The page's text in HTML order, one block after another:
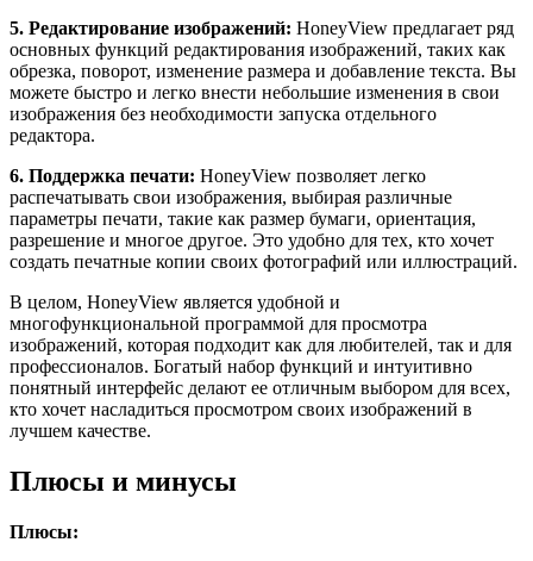
5. Редактирование изображений: HoneyView предлагает ряд
основных функций редактирования изображений, таких как
обрезка, поворот, изменение размера и добавление текста. Вы
можете быстро и легко внести небольшие изменения в свои
изображения без необходимости запуска отдельного
редактора.
6. Поддержка печати: HoneyView позволяет легко
распечатывать свои изображения, выбирая различные
параметры печати, такие как размер бумаги, ориентация,
разрешение и многое другое. Это удобно для тех, кто хочет
создать печатные копии своих фотографий или иллюстраций.
В целом, HoneyView является удобной и
многофункциональной программой для просмотра
изображений, которая подходит как для любителей, так и для
профессионалов. Богатый набор функций и интуитивно
понятный интерфейс делают ее отличным выбором для всех,
кто хочет насладиться просмотром своих изображений в
лучшем качестве.
Плюсы и минусы
Плюсы: